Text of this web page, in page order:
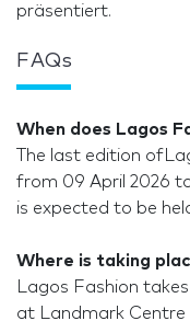
präsentiert.
FAQs
When does Lagos
The last edition
from 09 April 2026
is expected to be
Where is taking
Lagos Fashion
at Landmark